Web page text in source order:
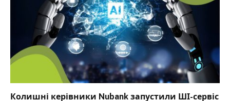
Колишні керівники Nubank запустили ШІ-сервіс